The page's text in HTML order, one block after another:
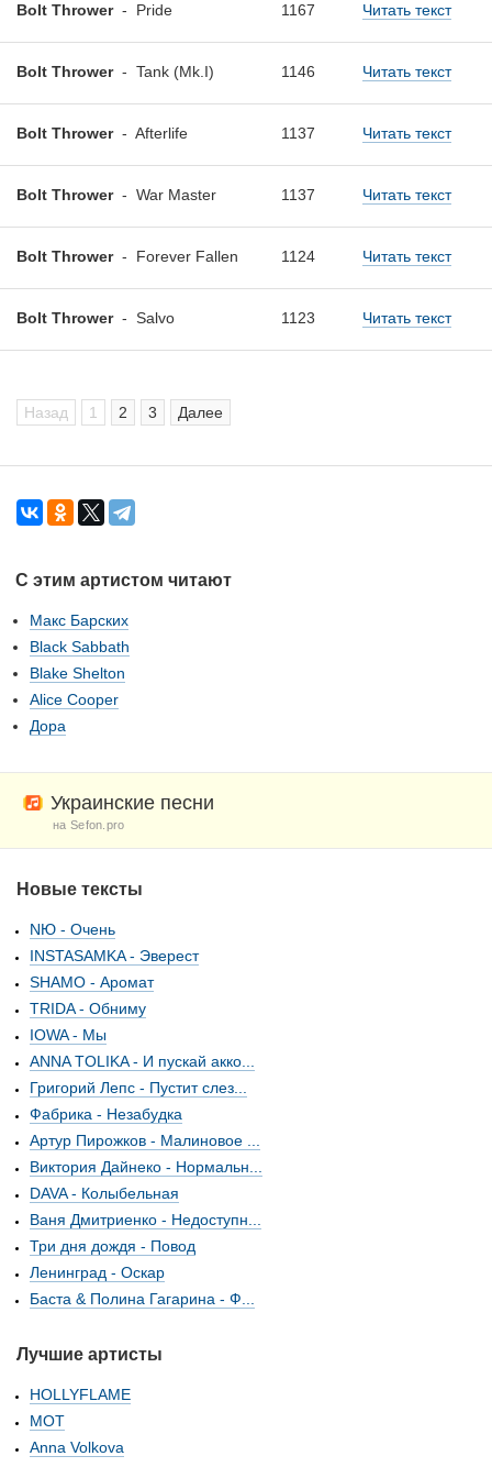
Bolt Thrower- Pride 1167 Читать текст
Bolt Thrower- Tank (Mk.I) 1146 Читать текст
Bolt Thrower- Afterlife 1137 Читать текст
Bolt Thrower- War Master 1137 Читать текст
Bolt Thrower- Forever Fallen 1124 Читать текст
Bolt Thrower- Salvo 1123 Читать текст
Назад 1 2 3 Далее
С этим артистом читают
Макс Барских
Black Sabbath
Blake Shelton
Alice Cooper
Дора
Украинские песни
на Sefon.pro
Новые тексты
NЮ - Очень
INSTASAMKA - Эверест
SHAMO - Аромат
TRIDA - Обниму
IOWA - Мы
ANNA TOLIKA - И пускай акко...
Григорий Лепс - Пустит слез...
Фабрика - Незабудка
Артур Пирожков - Малиновое ...
Виктория Дайнеко - Нормальн...
DAVA - Колыбельная
Ваня Дмитриенко - Недоступн...
Три дня дождя - Повод
Ленинград - Оскар
Баста & Полина Гагарина - Ф...
Лучшие артисты
HOLLYFLAME
МОТ
Anna Volkova